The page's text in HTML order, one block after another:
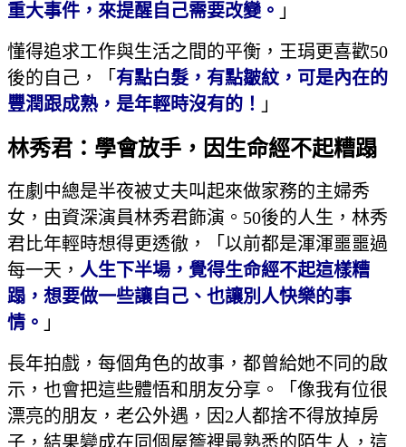
重大事件，來提醒自己需要改變。 」
懂得追求工作與生活之間的平衡，王琄更喜歡50
後的自己，「 有點白髮，有點皺紋，可是內在的
豐潤跟成熟，是年輕時沒有的！ 」
林秀君：學會放手，因生命經不起糟蹋
在劇中總是半夜被丈夫叫起來做家務的主婦秀
女，由資深演員林秀君飾演。50後的人生，林秀
君比年輕時想得更透徹，「以前都是渾渾噩噩過
每一天， 人生下半場，覺得生命經不起這樣糟
蹋，想要做一些讓自己、也讓別人快樂的事
情。 」
長年拍戲，每個角色的故事，都曾給她不同的啟
示，也會把這些體悟和朋友分享。「像我有位很
漂亮的朋友，老公外遇，因2人都捨不得放掉房
子，結果變成在同個屋簷裡最熟悉的陌生人，這